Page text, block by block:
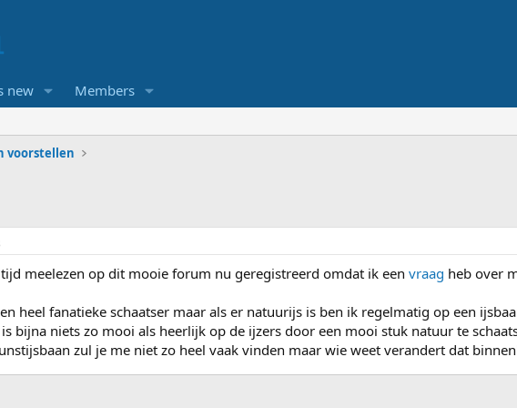
new Members
voorstellen
meelezen op dit mooie forum nu geregistreerd omdat ik een vraag heb over
heel fanatieke schaatser maar als er natuurijs is ben ik regelmatig op een
bijna niets zo mooi als heerlijk op de ijzers door een mooi stuk natuur te
zul je me niet zo heel vaak vinden maar wie weet verandert dat